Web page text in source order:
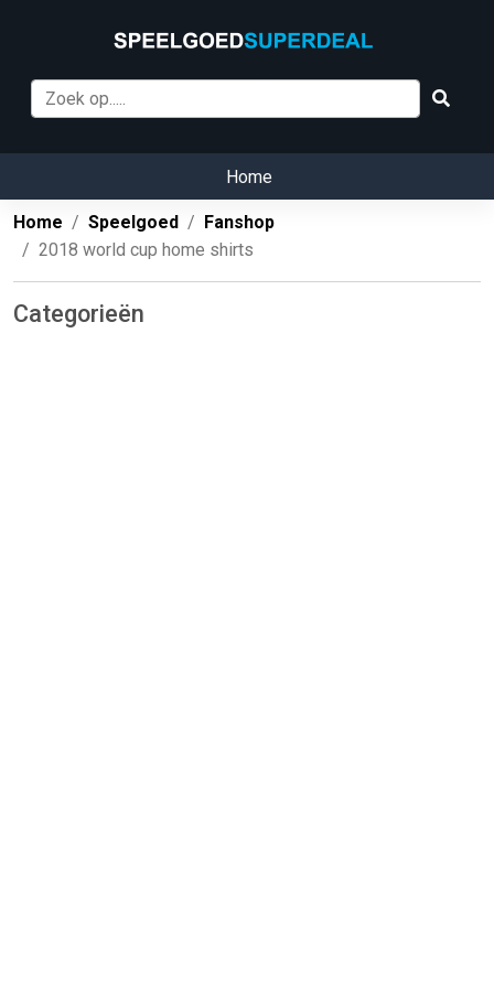
Home
Home Speelgoed
Fanshop
2018 world cup home shirts
Categorieën